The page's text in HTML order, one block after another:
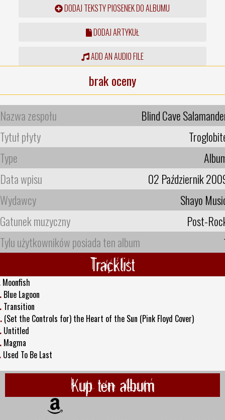
DODAJ TEKSTY PIOSENEK DO ALBUMU
DODAJ ARTYKUŁ
ADD AN AUDIO FILE
brak oceny
Nazwa zespołu
Blind Cave
Tytuł płyty
Type
Data wpisu
02 Październik
Wydawcy
Shayo
Gatunek muzyczny
Post-
Tylu użytkowników posiada ten album
Tracklist
Moonfish
Blue Lagoon
Transition
(Set the Controls for) the Heart of the Sun (Pink Floyd Cover)
Untitled
Magma
Used To Be Last
Kup ten album